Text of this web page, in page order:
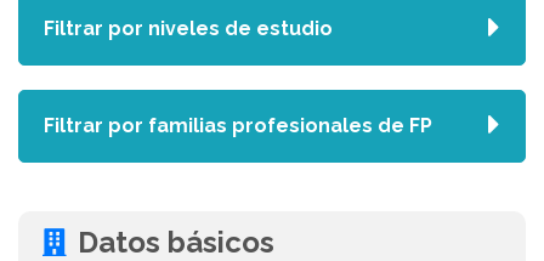
Datos básicos
Filtrar por niveles de estudio
Filtrar por familias profesionales de FP